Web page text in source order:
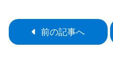
前の記事へ